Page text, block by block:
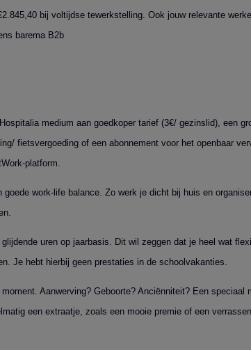
bij voltijdse tewerkstelling. Ook jouw relevante
barema B2b
medium aan goedkoper tarief (3€/ gezinslid), een
fietsvergoeding of een abonnement voor het openbaar
platform.
goede work-life balance. Zo werk je dicht bij huis en
glijdende uren op jaarbasis. Dit wil zeggen dat je heel wat
Je hebt hierbij geen prestaties in de schoolvakanties.
Aanwerving? Geboorte? Anciënniteit? Een speciaal
een extraatje, zoals een mooie premie of een